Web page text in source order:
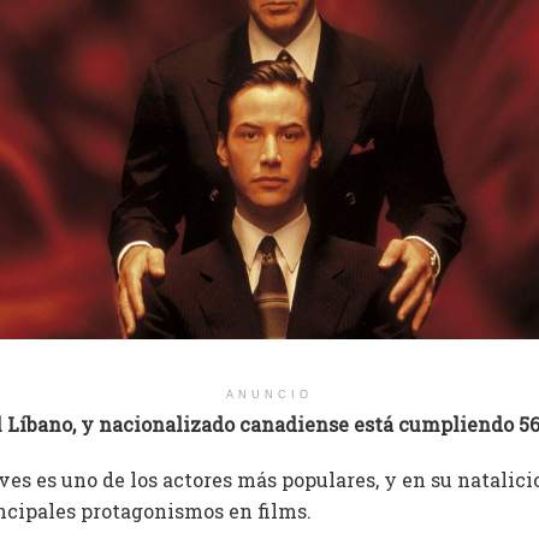
ANUNCIO
y nacionalizado canadiense está cumpliendo
es uno de los actores más populares, y en su
protagonismos en films.